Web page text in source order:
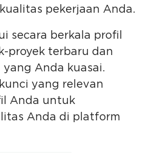
pekerjaan Anda.
secara berkala profil
proyek terbaru dan
Anda kuasai.
yang relevan
Anda untuk
Anda di platform